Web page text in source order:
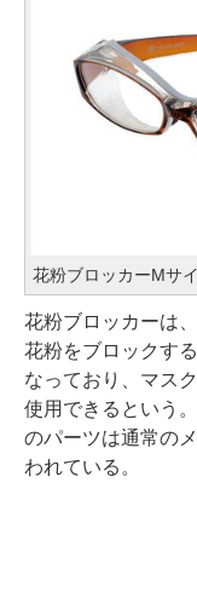
花粉ブロッカーMサ
花粉ブロッカーは
花粉をブロックす
なっており、マス
使用できるという
のパーツは通常の
われている。